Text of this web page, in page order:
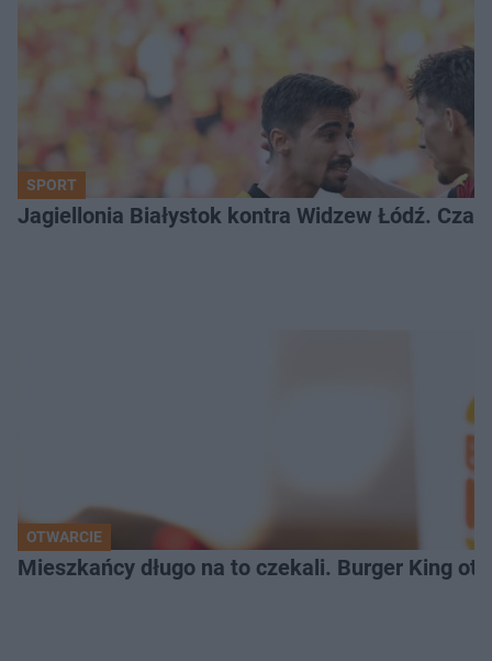
SPORT
Jagiellonia Białystok kontra Widzew Łódź.
OTWARCIE
Mieszkańcy długo na to czekali. Burger King